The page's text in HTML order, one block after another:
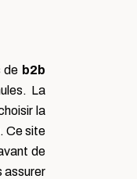
de b2b
La
la
Ce site
de
assurer